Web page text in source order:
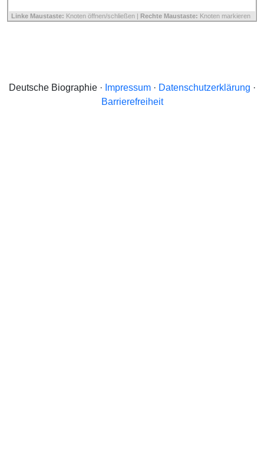
Linke Maustaste: Knoten öffnen/schließen | Rechte Maustaste: Knoten markieren
Deutsche Biographie · Impressum· Datenschutzerklärung ·
Barrierefreiheit